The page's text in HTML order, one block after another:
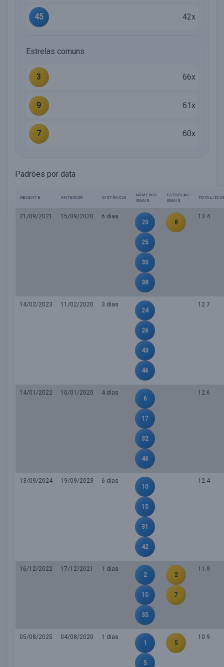
45 42x
Estrelas comuns
3 66x
9 61x
7 60x
Padrões por data
RECENTE ANTERIOR DISTÂNCIA
NÚMEROS
IGUAIS
ESTRELAS
IGUAIS
TOTAL/
21/09/2021 15/09/2020
6 dias
20
25
30
38
8
13.4
14/02/2023 11/02/2020
3 dias
24
26
43
46
12.7
14/01/2022 10/01/2020
4 dias
6
17
32
46
12.6
13/09/2024 19/09/2023
6 dias
10
15
31
42
12.4
16/12/2022 17/12/2021
1 dias
2
15
35
2
7
11.9
05/08/2025 04/08/2020
1 dias
1
5
5
10.9